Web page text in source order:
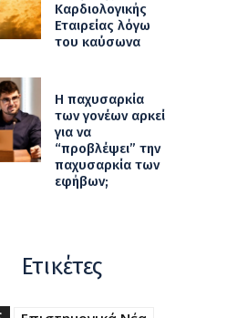
Καρδιολογικής
Εταιρείας λόγω
του καύσωνα
Η παχυσαρκία
των γονέων αρκεί
για να
“προβλέψει” την
παχυσαρκία των
εφήβων;
Ετικέτες